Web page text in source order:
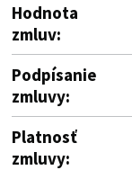
Hodnota
zmluv:
Podpísanie
zmluvy:
Platnosť
zmluvy: